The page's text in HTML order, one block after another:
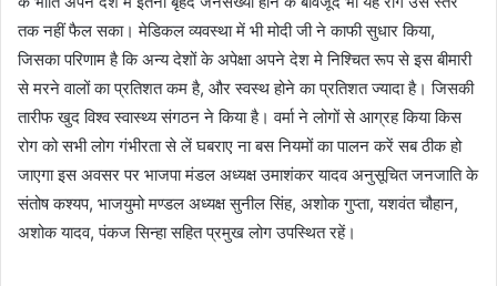
तक नहीं फैल सका। मेडिकल व्यवस्था में भी मोदी जी ने काफी सुधार किया,
जिसका परिणाम है कि अन्य देशों के अपेक्षा अपने देश मे निश्चित रूप से इस बीमारी
से मरने वालों का प्रतिशत कम है, और स्वस्थ होने का प्रतिशत ज्यादा है। जिसकी
तारीफ खुद विश्व स्वास्थ्य संगठन ने किया है। वर्मा ने लोगों से आग्रह किया किस
रोग को सभी लोग गंभीरता से लें घबराए ना बस नियमों का पालन करें सब ठीक हो
जाएगा इस अवसर पर भाजपा मंडल अध्यक्ष उमाशंकर यादव अनुसूचित जनजाति के
संतोष कश्यप, भाजयुमो मण्डल अध्यक्ष सुनील सिंह, अशोक गुप्ता, यशवंत चौहान,
अशोक यादव, पंकज सिन्हा सहित प्रमुख लोग उपस्थित रहें।